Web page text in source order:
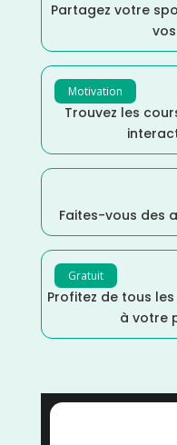
Partagez votre
Motivation
Trouvez les
Faites-vous des
Gratuit
Profitez de tous
à votre